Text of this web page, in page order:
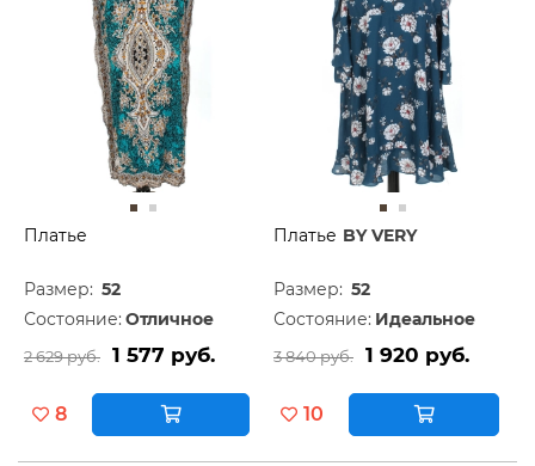
Платье
Размер: 52
Состояние: Отличное
2 629 руб. 1 577 руб.
8
Платье BY VERY
Размер: 52
Состояние: Идеальное
3 840 руб. 1 920 руб.
10